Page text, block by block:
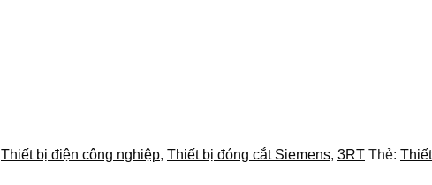
Thiết bị điện công nghiệp, Thiết bị đóng cắt Siemens, 3RT Thẻ: